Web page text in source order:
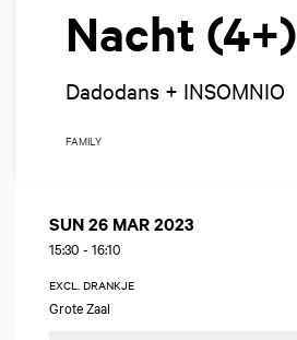
Nacht (4+)
Dadodans + INSOMNIO
FAMILY
SUN 26 MAR 2023
15:30 - 16:10
EXCL. DRANKJE
Grote Zaal